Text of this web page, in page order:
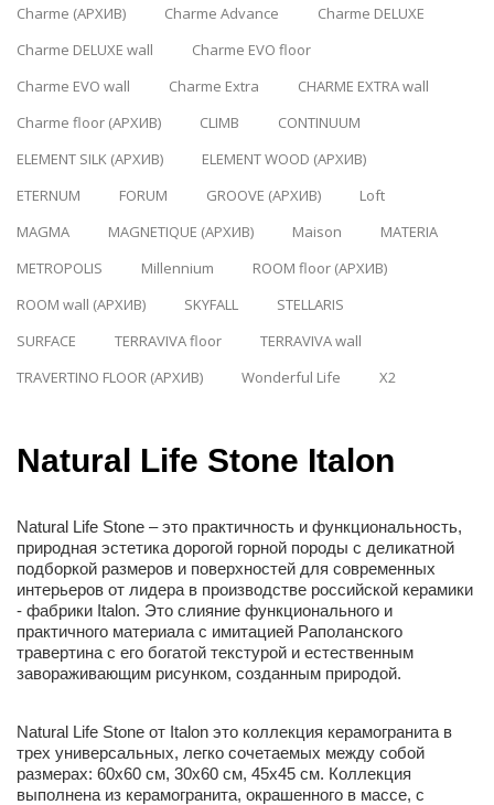
Charme (АРХИВ)
Charme Advance
Charme DELUXE
Charme DELUXE wall
Charme EVO floor
Charme EVO wall
Charme Extra
CHARME EXTRA wall
Charme floor (АРХИВ)
CLIMB
CONTINUUM
ELEMENT SILK (АРХИВ)
ELEMENT WOOD (АРХИВ)
ETERNUM
FORUM GROOVE (АРХИВ)
Loft
MAGMA
MAGNETIQUE (АРХИВ) Maison
MATERIA
METROPOLIS
Millennium
ROOM floor (АРХИВ)
ROOM wall (АРХИВ)
SKYFALL
STELLARIS
SURFACE
TERRAVIVA floor
TERRAVIVA wall
TRAVERTINO FLOOR (АРХИВ)
Wonderful Life X2
Natural Life Stone Italon
Natural Life Stone – это практичность и функциональность,
природная эстетика дорогой горной породы с деликатной
подборкой размеров и поверхностей для современных
интерьеров от лидера в производстве российской керамики
- фабрики Italon. Это слияние функционального и
практичного материала с имитацией Раполанского
травертина с его богатой текстурой и естественным
завораживающим рисунком, созданным природой.
Natural Life Stone от Italon это коллекция керамогранита в
трех универсальных, легко сочетаемых между собой
размерах: 60x60 см, 30х60 см, 45х45 см. Коллекция
выполнена из керамогранита, окрашенного в массе, с